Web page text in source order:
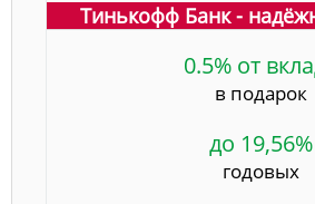
Тинькофф Банк -
0.5% от
в подарок
до 19,56%
годовых